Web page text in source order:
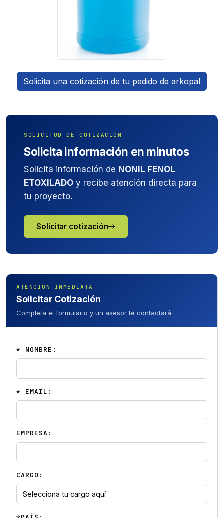
Solicita una cotización de tu pedido de arkopal
SOLICITUD DE COTIZACIÓN
Solicita información en minutos
Solicita información de NONIL FENOL
ETOXILADO y recibe atención directa para
tu proyecto.
Solicitar cotización
ATENCIÓN INMEDIATA
Solicitar Cotización
Completa el formulario y un asesor te contactará
* NOMBRE:
* EMAIL:
EMPRESA:
CARGO: